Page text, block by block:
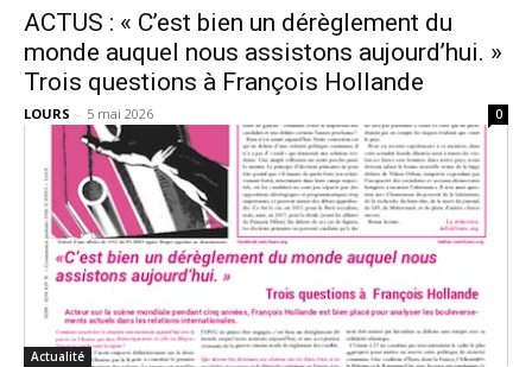
ACTUS : « C’est bien un dérèglement du
monde auquel nous assistons aujourd’hui. »
Trois questions à François Hollande
LOURS - 5 mai 2026 0
Actualité